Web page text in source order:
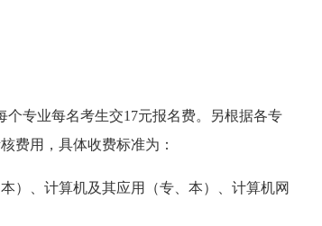
专业每名考生交17元报名费。另根据各专
费用，具体收费标准为：
）、计算机及其应用（专、本）、计算机网